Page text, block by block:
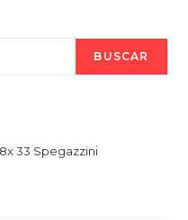
BUSCAR
33 Spegazzini